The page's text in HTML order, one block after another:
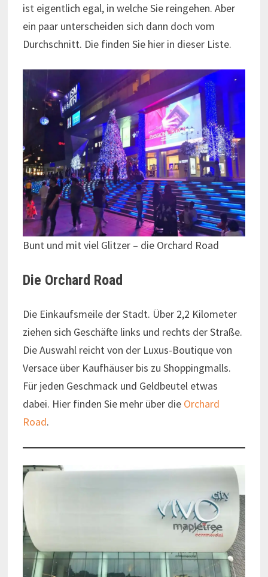
ist eigentlich egal, in welche Sie reingehen. Aber
ein paar unterscheiden sich dann doch vom
Durchschnitt. Die finden Sie hier in dieser Liste.
Bunt und mit viel Glitzer – die Orchard Road
Die Orchard Road
Die Einkaufsmeile der Stadt. Über 2,2 Kilometer
ziehen sich Geschäfte links und rechts der Straße.
Die Auswahl reicht von der Luxus-Boutique von
Versace über Kaufhäuser bis zu Shoppingmalls.
Für jeden Geschmack und Geldbeutel etwas
dabei. Hier finden Sie mehr über die Orchard
Road.